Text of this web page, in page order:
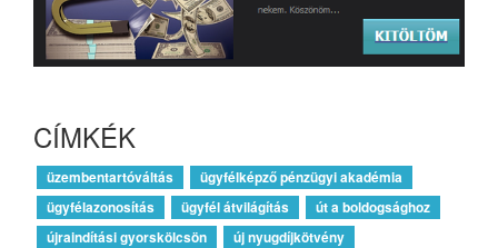
CÍMKÉK
üzembentartóváltás
ügyfélképző pénzügyi akadémia
ügyfélazonosítás
ügyfél átvilágítás
út a boldogsághoz
újraindítási gyorskölcsön
új nyugdíjkötvény